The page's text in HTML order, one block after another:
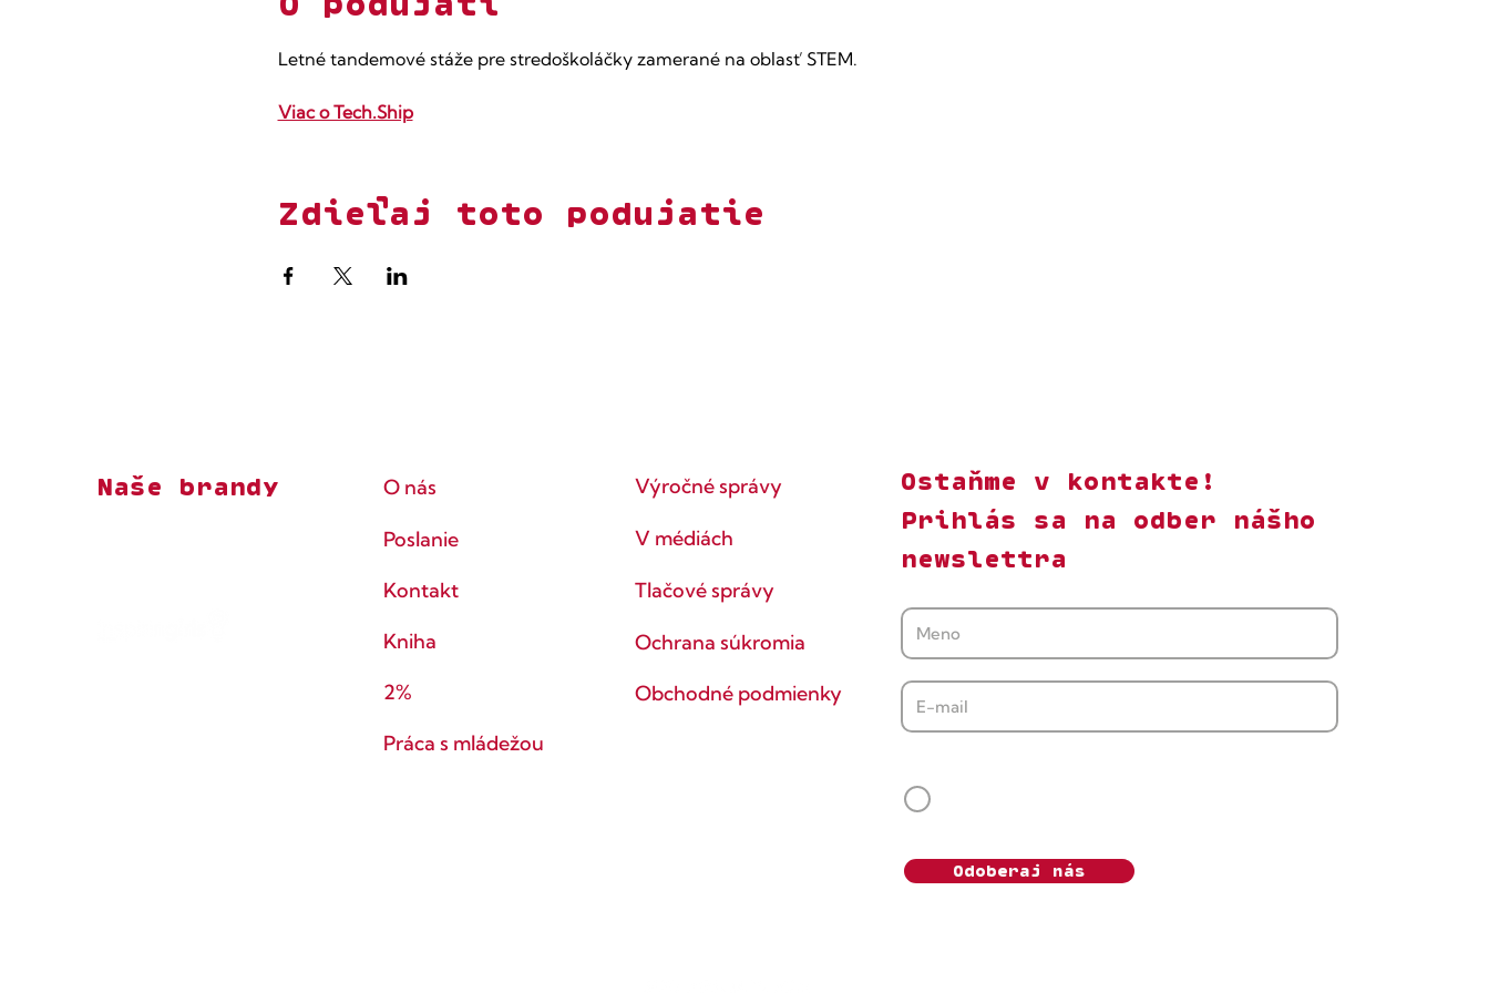
Letné tandemové stáže pre stredoškoláčky zamerané na oblasť STEM.
Viac o Tech.Ship
Zdieľaj toto podujatie
Naše brandy O nás
Poslanie
Kontakt
Kniha
2%
Práca s mládežou
Výročné správy
V médiách
Tlačové správy
Ochrana súkromia
Obchodné podmienky
Ostaňme v kontakte!
Prihlás sa na odber nášho
newslettra
Odoberaj nás